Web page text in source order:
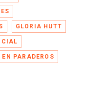
GLORIA HUTT
EN PARADEROS